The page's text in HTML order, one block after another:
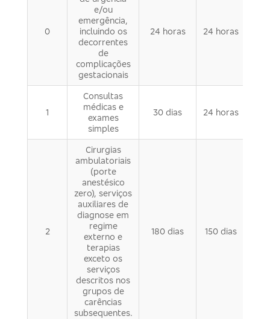
0
e/ou
emergência,
incluindo os
decorrentes
de
complicações
gestacionais
24 horas 24 horas
1
Consultas
médicas e
exames
simples
30 dias 24 horas
2
Cirurgias
ambulatoriais
(porte
anestésico
zero), serviços
auxiliares de
diagnose em
regime
externo e
terapias
exceto os
serviços
descritos nos
grupos de
carências
subsequentes.
180 dias 150 dias